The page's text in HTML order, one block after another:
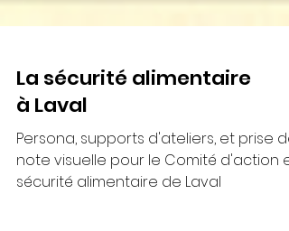
La sécurité alimentaire
à Laval
Persona, supports d'ateliers, et prise de
note visuelle pour le Comité d'action